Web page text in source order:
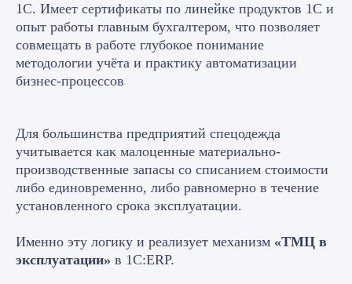
1С. Имеет сертификаты по линейке продуктов 1С и
опыт работы главным бухгалтером, что позволяет
совмещать в работе глубокое понимание
методологии учёта и практику автоматизации
бизнес-процессов
Для большинства предприятий спецодежда
учитывается как малоценные материально-
производственные запасы со списанием стоимости
либо единовременно, либо равномерно в течение
установленного срока эксплуатации.
Именно эту логику и реализует механизм «ТМЦ в
эксплуатации» в 1С:ERP.